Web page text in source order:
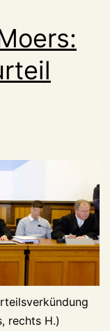
rechts H.)